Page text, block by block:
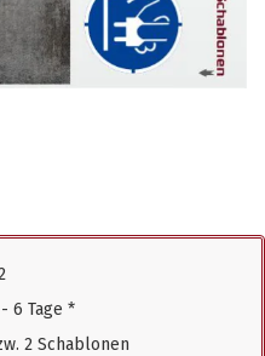
6 Tage *
2 Schablonen